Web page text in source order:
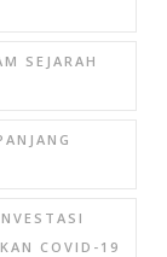
SEJARAH
COVID-19